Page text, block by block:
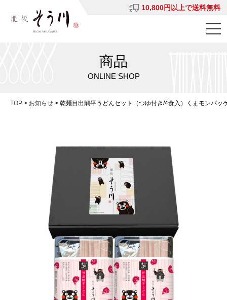
10,800円以上で送料無料
商品
ONLINE SHOP
TOP > お知らせ > 乾麺目出鯛平うどんセット（つゆ付き/4食入）くまモンパッ